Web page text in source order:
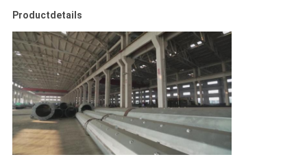
Productdetails